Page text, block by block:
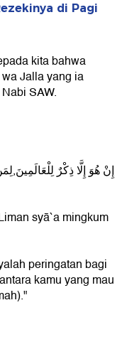
di Pagi
kita bahwa
Jalla yang ia
SAW.
إِنْ هُوَ إِلَّا ذِكْرٌ
syā`a mingkum
peringatan bagi
kamu yang mau